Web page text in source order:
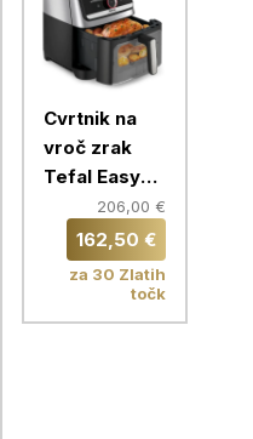
Cvrtnik na
vroč zrak
Tefal Easy
Fry Silence
XXL VISION
EY876DE1
206,00 €
162,50 €
za 30 Zlatih
točk